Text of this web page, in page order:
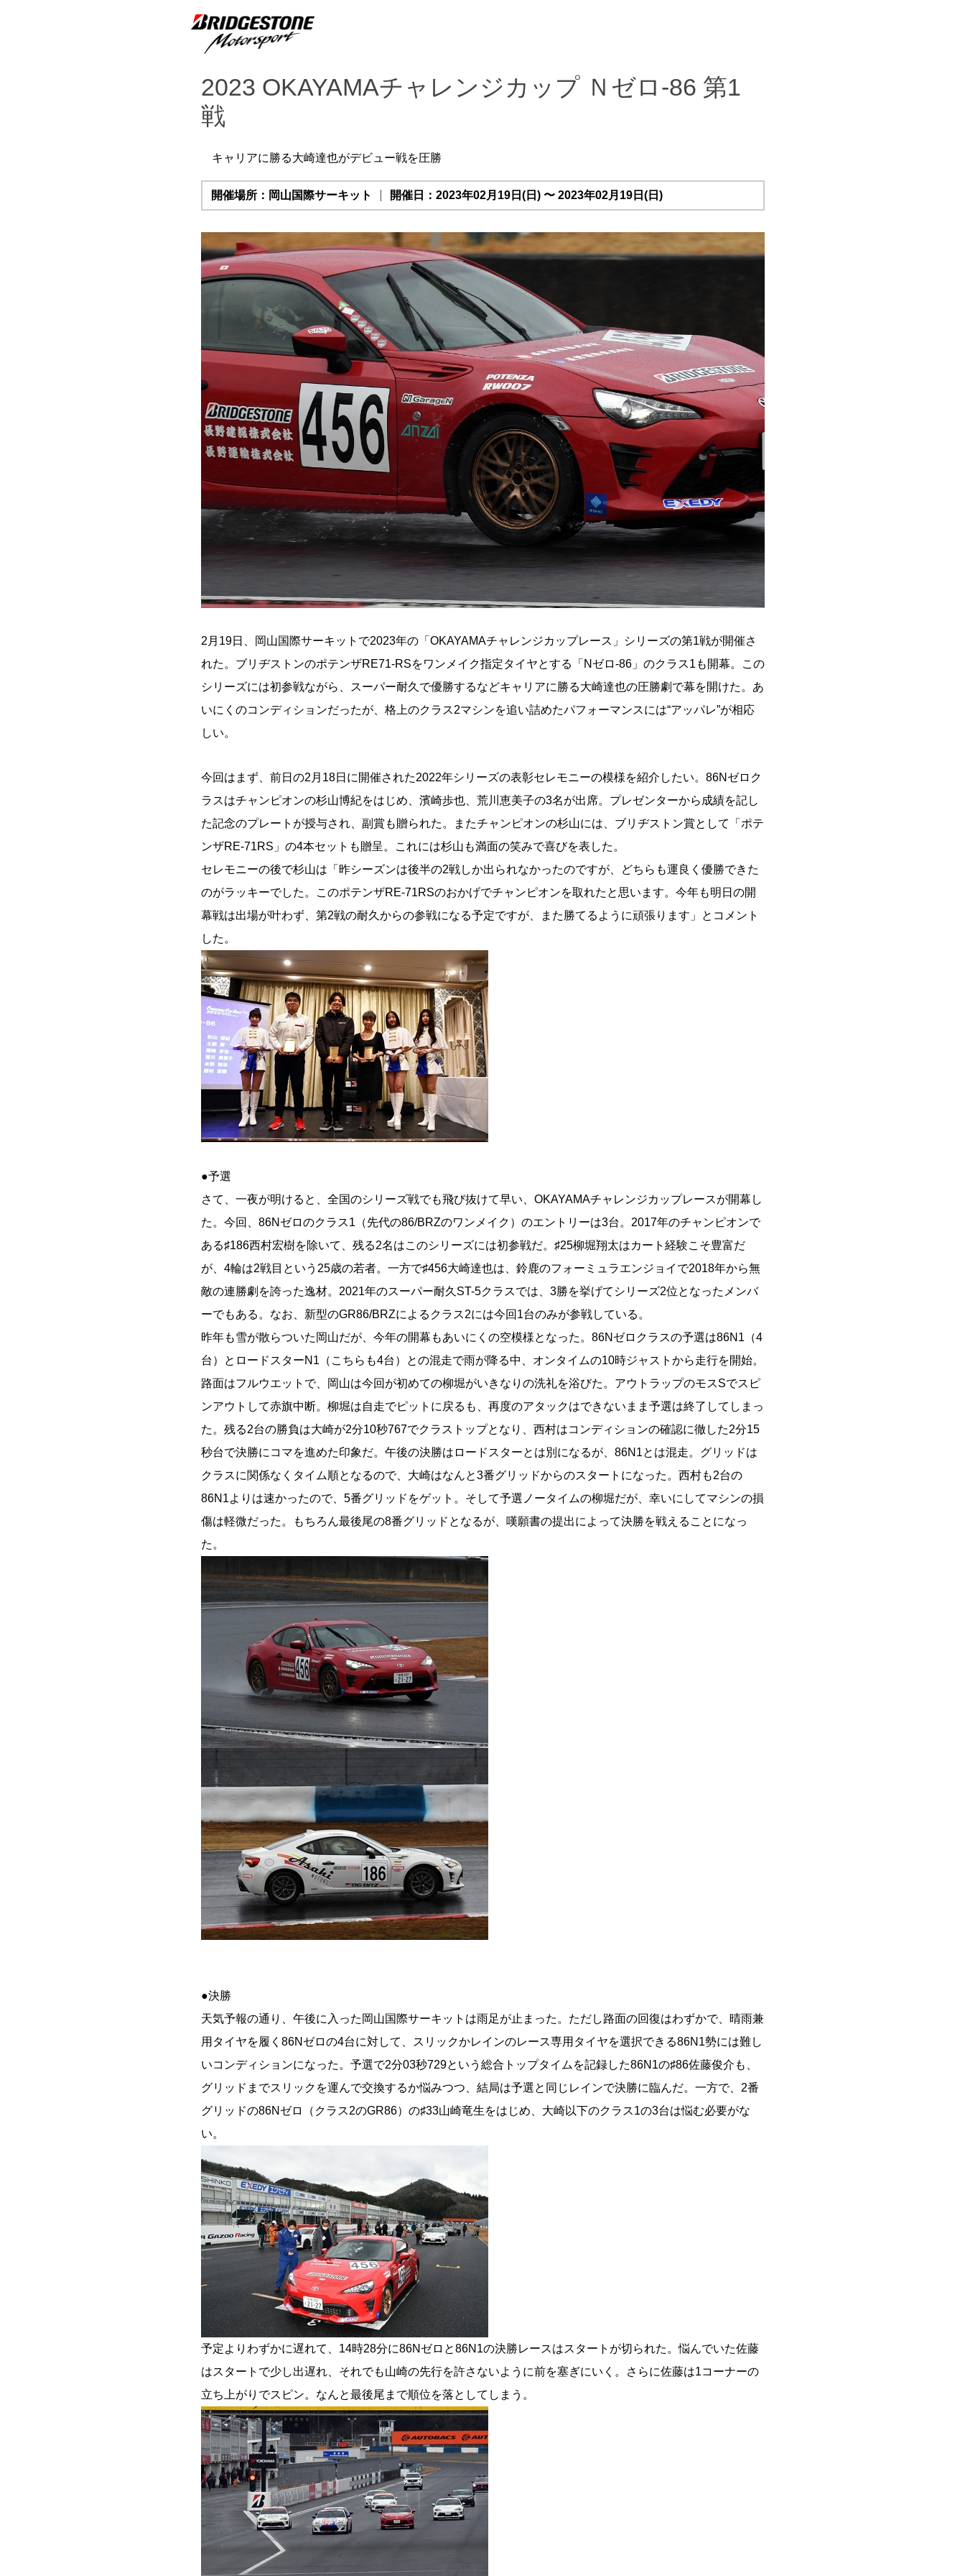
2023 OKAYAMAチャレンジカップ Ｎゼロ-86 第1
戦
キャリアに勝る大崎達也がデビュー戦を圧勝
開催場所：岡山国際サーキット 開催日：2023年02月19日(日) 〜 2023年02月19日(日)
2月19日、岡山国際サーキットで2023年の「OKAYAMAチャレンジカップレース」シリーズの第1戦が開催さ
れた。ブリヂストンのポテンザRE71-RSをワンメイク指定タイヤとする「Nゼロ-86」のクラス1も開幕。この
シリーズには初参戦ながら、スーパー耐久で優勝するなどキャリアに勝る大崎達也の圧勝劇で幕を開けた。あ
いにくのコンディションだったが、格上のクラス2マシンを追い詰めたパフォーマンスには“アッパレ”が相応
しい。
今回はまず、前日の2月18日に開催された2022年シリーズの表彰セレモニーの模様を紹介したい。86Nゼロク
ラスはチャンピオンの杉山博紀をはじめ、濱崎歩也、荒川恵美子の3名が出席。プレゼンターから成績を記し
た記念のプレートが授与され、副賞も贈られた。またチャンピオンの杉山には、ブリヂストン賞として「ポテ
ンザRE-71RS」の4本セットも贈呈。これには杉山も満面の笑みで喜びを表した。
セレモニーの後で杉山は「昨シーズンは後半の2戦しか出られなかったのですが、どちらも運良く優勝できた
のがラッキーでした。このポテンザRE-71RSのおかげでチャンピオンを取れたと思います。今年も明日の開
幕戦は出場が叶わず、第2戦の耐久からの参戦になる予定ですが、また勝てるように頑張ります」とコメント
した。
●予選
さて、一夜が明けると、全国のシリーズ戦でも飛び抜けて早い、OKAYAMAチャレンジカップレースが開幕し
た。今回、86Nゼロのクラス1（先代の86/BRZのワンメイク）のエントリーは3台。2017年のチャンピオンで
ある♯186西村宏樹を除いて、残る2名はこのシリーズには初参戦だ。♯25柳堀翔太はカート経験こそ豊富だ
が、4輪は2戦目という25歳の若者。一方で♯456大崎達也は、鈴鹿のフォーミュラエンジョイで2018年から無
敵の連勝劇を誇った逸材。2021年のスーパー耐久ST-5クラスでは、3勝を挙げてシリーズ2位となったメンバ
ーでもある。なお、新型のGR86/BRZによるクラス2には今回1台のみが参戦している。
昨年も雪が散らついた岡山だが、今年の開幕もあいにくの空模様となった。86Nゼロクラスの予選は86N1（4
台）とロードスターN1（こちらも4台）との混走で雨が降る中、オンタイムの10時ジャストから走行を開始。
路面はフルウエットで、岡山は今回が初めての柳堀がいきなりの洗礼を浴びた。アウトラップのモスSでスピ
ンアウトして赤旗中断。柳堀は自走でピットに戻るも、再度のアタックはできないまま予選は終了してしまっ
た。残る2台の勝負は大崎が2分10秒767でクラストップとなり、西村はコンディションの確認に徹した2分15
秒台で決勝にコマを進めた印象だ。午後の決勝はロードスターとは別になるが、86N1とは混走。グリッドは
クラスに関係なくタイム順となるので、大崎はなんと3番グリッドからのスタートになった。西村も2台の
86N1よりは速かったので、5番グリッドをゲット。そして予選ノータイムの柳堀だが、幸いにしてマシンの損
傷は軽微だった。もちろん最後尾の8番グリッドとなるが、嘆願書の提出によって決勝を戦えることになっ
た。
●決勝
天気予報の通り、午後に入った岡山国際サーキットは雨足が止まった。ただし路面の回復はわずかで、晴雨兼
用タイヤを履く86Nゼロの4台に対して、スリックかレインのレース専用タイヤを選択できる86N1勢には難し
いコンディションになった。予選で2分03秒729という総合トップタイムを記録した86N1の♯86佐藤俊介も、
グリッドまでスリックを運んで交換するか悩みつつ、結局は予選と同じレインで決勝に臨んだ。一方で、2番
グリッドの86Nゼロ（クラス2のGR86）の♯33山崎竜生をはじめ、大崎以下のクラス1の3台は悩む必要がな
い。
予定よりわずかに遅れて、14時28分に86Nゼロと86N1の決勝レースはスタートが切られた。悩んでいた佐藤
はスタートで少し出遅れ、それでも山崎の先行を許さないように前を塞ぎにいく。さらに佐藤は1コーナーの
立ち上がりでスピン。なんと最後尾まで順位を落としてしまう。